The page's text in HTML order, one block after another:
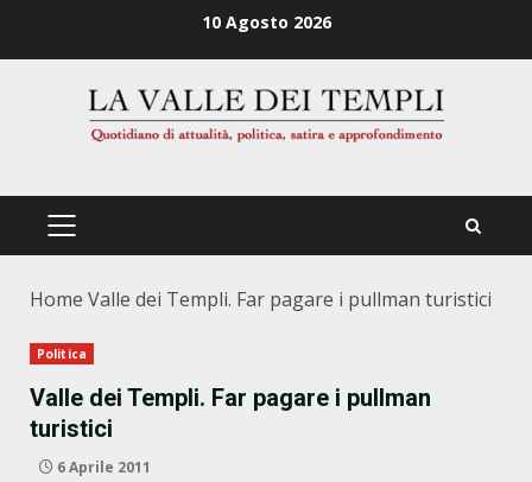
10 Agosto 2026
PRIMÄRES
Home Valle dei Templi. Far pagare i pullman turistici
Politica
Valle dei Templi. Far pagare i pullman
turistici
6 Aprile 2011